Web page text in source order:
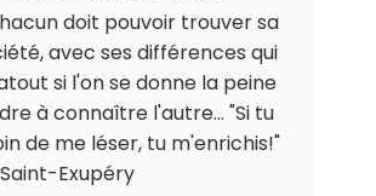
doit pouvoir trouver sa
avec ses différences qui
si l'on se donne la peine
à connaître l'autre... "Si tu
de me léser, tu m'enrichis!"
Exupéry